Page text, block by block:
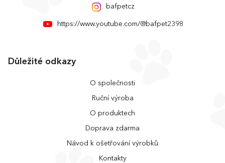
bafpetcz
https://www.youtube.com/@bafpet2398
Důležité odkazy
O společnosti
Ruční výroba
O produktech
Doprava zdarma
Návod k ošetřování výrobků
Kontakty